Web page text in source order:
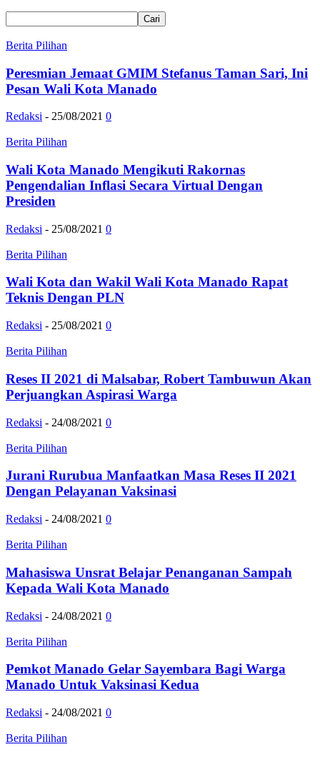
Berita Pilihan
Peresmian Jemaat GMIM Stefanus Taman Sari, Ini
Pesan Wali Kota Manado
Redaksi - 25/08/2021 0
Berita Pilihan
Wali Kota Manado Mengikuti Rakornas
Pengendalian Inflasi Secara Virtual Dengan
Presiden
Redaksi - 25/08/2021 0
Berita Pilihan
Wali Kota dan Wakil Wali Kota Manado Rapat
Teknis Dengan PLN
Redaksi - 25/08/2021 0
Berita Pilihan
Reses II 2021 di Malsabar, Robert Tambuwun Akan
Perjuangkan Aspirasi Warga
Redaksi - 24/08/2021 0
Berita Pilihan
Jurani Rurubua Manfaatkan Masa Reses II 2021
Dengan Pelayanan Vaksinasi
Redaksi - 24/08/2021 0
Berita Pilihan
Mahasiswa Unsrat Belajar Penanganan Sampah
Kepada Wali Kota Manado
Redaksi - 24/08/2021 0
Berita Pilihan
Pemkot Manado Gelar Sayembara Bagi Warga
Manado Untuk Vaksinasi Kedua
Redaksi - 24/08/2021 0
Berita Pilihan